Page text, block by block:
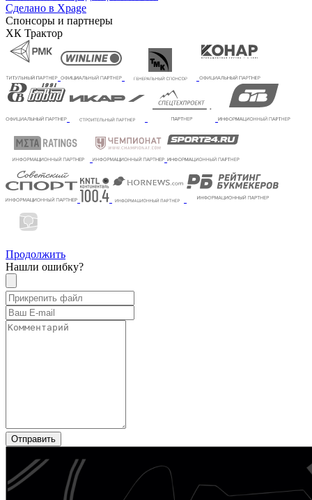
Сделано в Xpage
Спонсоры и партнеры
ХК Трактор
Продолжить
Нашли ошибку?